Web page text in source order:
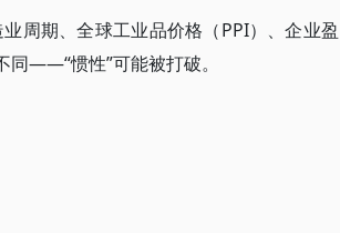
周期、全球工业品价格（PPI）、企业盈
同——“惯性”可能被打破。